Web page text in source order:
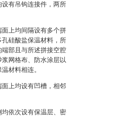
有吊钩连接件，两所
上均间隔设有多个拼
硅酸盐保温材料，所
部且与所述拼接空腔
网格布、防水涂层以
材料相连。
上均设有凹槽，相邻
依次设有保温层、密